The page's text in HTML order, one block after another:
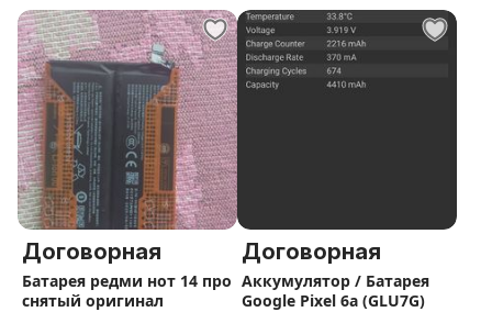
область
Договорная
Батарея редми нот 14 про
снятый оригинал
Договорная
Аккумулятор / Батарея
Google Pixel 6a (GLU7G)